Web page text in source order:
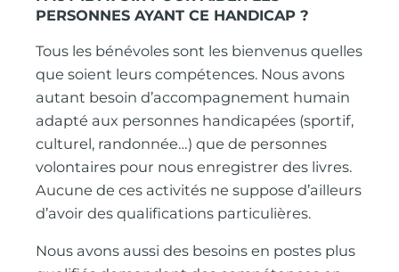
PERSONNES AYANT CE HANDICAP ?
Tous les bénévoles sont les bienvenus quelles
que soient leurs compétences. Nous avons
autant besoin d’accompagnement humain
adapté aux personnes handicapées (sportif,
culturel, randonnée…) que de personnes
volontaires pour nous enregistrer des livres.
Aucune de ces activités ne suppose d’ailleurs
d’avoir des qualifications particulières.
Nous avons aussi des besoins en postes plus